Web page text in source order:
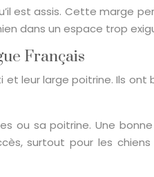
est assis. Cette marge
dans un espace trop
Français
leur large poitrine. Ils ont
ou sa poitrine. Une
surtout pour les